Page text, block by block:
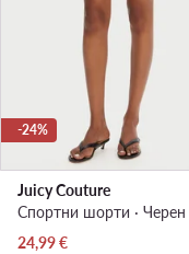
-24%
Juicy Couture
Спортни шорти · Черен
Актуална цена
24,99€